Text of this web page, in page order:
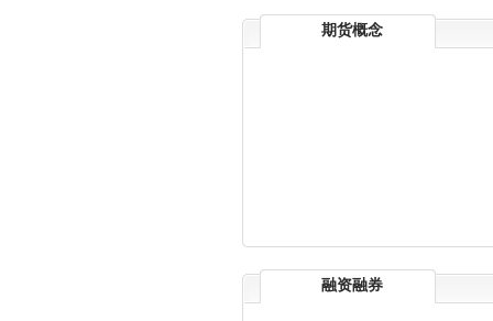
期货概念
融资融券